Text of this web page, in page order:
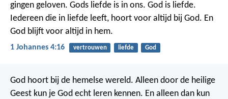
gingen geloven. Gods liefde is in ons. God is liefde.
Iedereen die in liefde leeft, hoort voor altijd bij God. En
God blijft voor altijd in hem.
1 Johannes 4:16 vertrouwen liefde God
God hoort bij de hemelse wereld. Alleen door de heilige
Geest kun je God echt leren kennen. En alleen dan kun